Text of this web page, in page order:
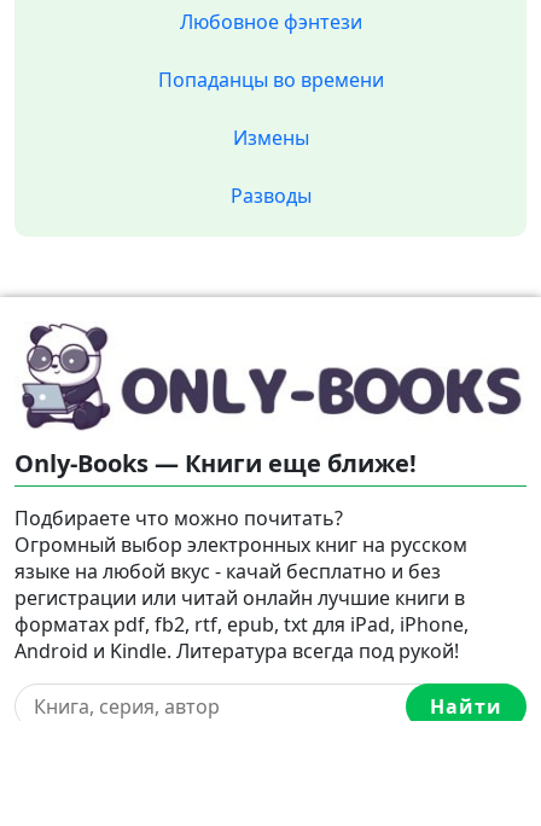
Любовное фэнтези
Попаданцы во времени
Измены
Разводы
Only-Books — Книги еще ближе!
Подбираете что можно почитать?
Огромный выбор электронных книг на русском
языке на любой вкус - качай бесплатно и без
регистрации или читай онлайн лучшие книги в
форматах pdf, fb2, rtf, epub, txt для iPad, iPhone,
Android и Kindle. Литература всегда под рукой!
Найти